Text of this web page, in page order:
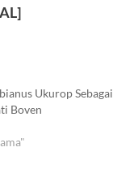
Ukurop Sebagai
Boven